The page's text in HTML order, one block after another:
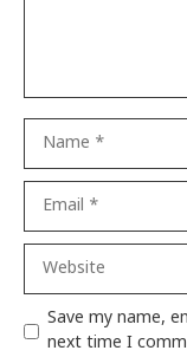
Website
Save my name,
next time I